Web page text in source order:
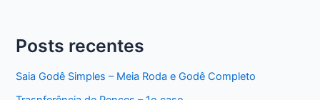
Posts recentes
Saia Godê Simples – Meia Roda e Godê Completo